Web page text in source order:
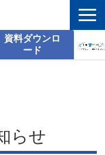
資料ダウンロ
ード
らせ